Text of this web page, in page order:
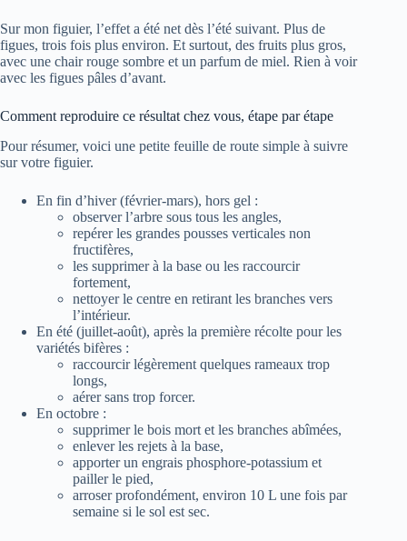
Sur mon figuier, l’effet a été net dès l’été suivant. Plus de
figues, trois fois plus environ. Et surtout, des fruits plus gros,
avec une chair rouge sombre et un parfum de miel. Rien à voir
avec les figues pâles d’avant.
Comment reproduire ce résultat chez vous, étape par étape
Pour résumer, voici une petite feuille de route simple à suivre
sur votre figuier.
En fin d’hiver (février-mars), hors gel :
observer l’arbre sous tous les angles,
repérer les grandes pousses verticales non
fructifères,
les supprimer à la base ou les raccourcir
fortement,
nettoyer le centre en retirant les branches vers
l’intérieur.
En été (juillet-août), après la première récolte pour les
variétés bifères :
raccourcir légèrement quelques rameaux trop
longs,
aérer sans trop forcer.
En octobre :
supprimer le bois mort et les branches abîmées,
enlever les rejets à la base,
apporter un engrais phosphore-potassium et
pailler le pied,
arroser profondément, environ 10 L une fois par
semaine si le sol est sec.